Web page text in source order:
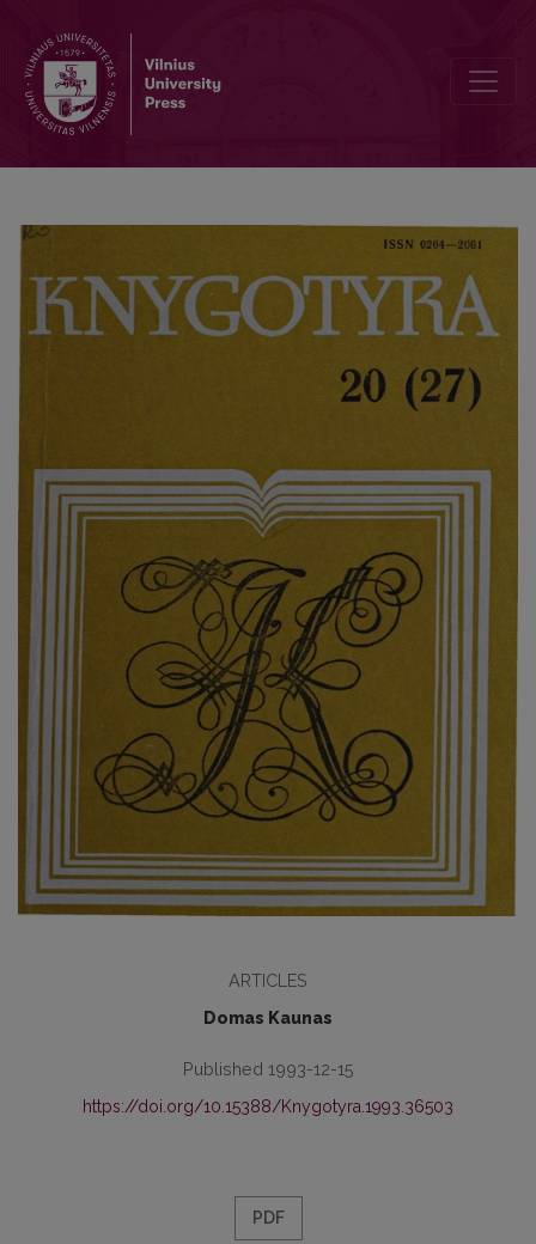
ARTICLES
Domas Kaunas
Published 1993-12-15
https://doi.org/10.15388/Knygotyra.1993.36503
PDF